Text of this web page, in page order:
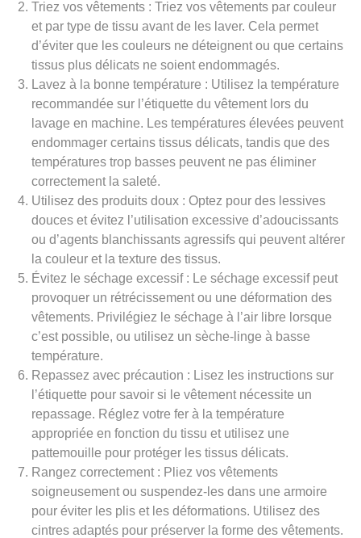
Triez vos vêtements : Triez vos vêtements par couleur
et par type de tissu avant de les laver. Cela permet
d’éviter que les couleurs ne déteignent ou que certains
tissus plus délicats ne soient endommagés.
Lavez à la bonne température : Utilisez la température
recommandée sur l’étiquette du vêtement lors du
lavage en machine. Les températures élevées peuvent
endommager certains tissus délicats, tandis que des
températures trop basses peuvent ne pas éliminer
correctement la saleté.
Utilisez des produits doux : Optez pour des lessives
douces et évitez l’utilisation excessive d’adoucissants
ou d’agents blanchissants agressifs qui peuvent altérer
la couleur et la texture des tissus.
Évitez le séchage excessif : Le séchage excessif peut
provoquer un rétrécissement ou une déformation des
vêtements. Privilégiez le séchage à l’air libre lorsque
c’est possible, ou utilisez un sèche-linge à basse
température.
Repassez avec précaution : Lisez les instructions sur
l’étiquette pour savoir si le vêtement nécessite un
repassage. Réglez votre fer à la température
appropriée en fonction du tissu et utilisez une
pattemouille pour protéger les tissus délicats.
Rangez correctement : Pliez vos vêtements
soigneusement ou suspendez-les dans une armoire
pour éviter les plis et les déformations. Utilisez des
cintres adaptés pour préserver la forme des vêtements.